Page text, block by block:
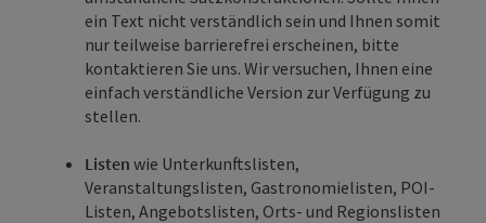
ein Text nicht verständlich sein und Ihnen somit
nur teilweise barrierefrei erscheinen, bitte
kontaktieren Sie uns. Wir versuchen, Ihnen eine
einfach verständliche Version zur Verfügung zu
stellen.
Listen wie Unterkunftslisten,
Veranstaltungslisten, Gastronomielisten, POI-
Listen, Angebotslisten, Orts- und Regionslisten